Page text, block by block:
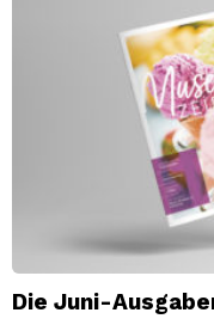
Die Juni-